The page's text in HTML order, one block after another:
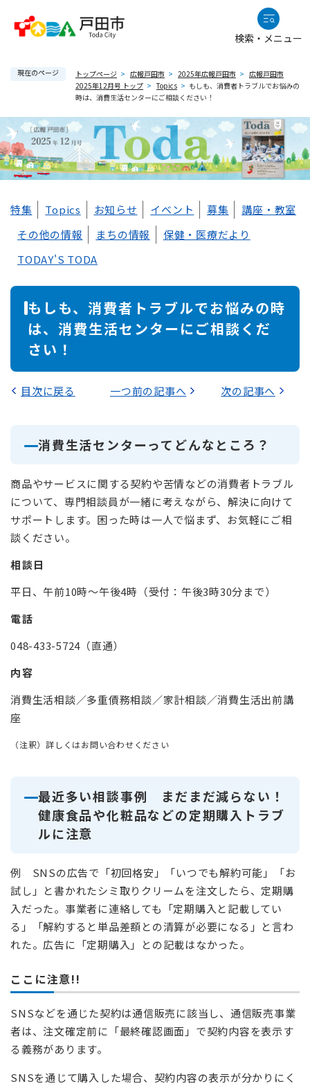
す
。
検索・メニュー
現在のページ トップページ > 広報戸田市 > 2025年広報戸田市 > 広報戸田市
2025年12月号 トップ > Topics > もしも、消費者トラブルでお悩みの
時は、消費生活センターにご相談ください！
文
特集 Topics お知らせ イベント 募集
講座・教室
その他の情報
まちの情報
保健・医療だより
TODAY'S TODA
もしも、消費者トラブルでお悩みの時
は、消費生活センターにご相談くだ
さい！
目次に戻る 次の記事へ
一つ前の記事へ
消費生活センターってどんなところ？
商品やサービスに関する契約や苦情などの消費者トラブル
について、専門相談員が一緒に考えながら、解決に向けて
サポートします。困った時は一人で悩まず、お気軽にご相
談ください。
相談日
平日、午前10時～午後4時（受付：午後3時30分まで）
電話
048-433-5724（直通）
内容
消費生活相談／多重債務相談／家計相談／消費生活出前講
座
（注釈）詳しくはお問い合わせください
最近多い相談事例 まだまだ減らない！
健康食品や化粧品などの定期購入トラブ
ルに注意
例 SNSの広告で「初回格安」「いつでも解約可能」「お
試し」と書かれたシミ取りクリームを注文したら、定期購
入だった。事業者に連絡しても「定期購入と記載してい
る」「解約すると単品差額との清算が必要になる」と言わ
れた。広告に「定期購入」との記載はなかった。
ここに注意!!
SNSなどを通じた契約は通信販売に該当し、通信販売事業
者は、注文確定前に「最終確認画面」で契約内容を表示す
る義務があります。
SNSを通じて購入した場合、契約内容の表示が分かりにく